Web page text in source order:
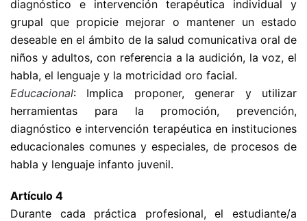
diagnóstico e intervención terapéutica individual y
grupal que propicie mejorar o mantener un estado
deseable en el ámbito de la salud comunicativa oral de
niños y adultos, con referencia a la audición, la voz, el
habla, el lenguaje y la motricidad oro facial.
Educacional: Implica proponer, generar y utilizar
herramientas para la promoción, prevención,
diagnóstico e intervención terapéutica en instituciones
educacionales comunes y especiales, de procesos de
habla y lenguaje infanto juvenil.
Artículo 4
Durante cada práctica profesional, el estudiante/a